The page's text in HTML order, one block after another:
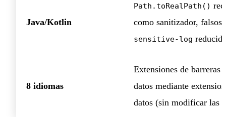
Java/Kotlin
Path.toRealPath()
como sanitizador, falsos
sensitive-log
8 idiomas
Extensiones de barreras
datos mediante
datos (sin modificar las